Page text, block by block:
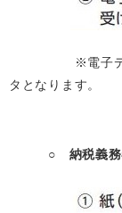
※電子データ
タとなります。
○ 納税義務者